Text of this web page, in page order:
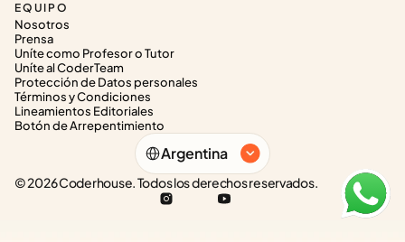
EQUIPO
Nosotros
Prensa
Uníte como Profesor o Tutor
Uníte al CoderTeam
Protección de Datos personales
Términos y Condiciones
Lineamientos Editoriales
Botón de Arrepentimiento
Select Language
Argentina
© 2026 Coderhouse. Todos los derechos reservados.